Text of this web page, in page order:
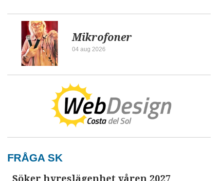
Mikrofoner
04 aug 2026
FRÅGA SK